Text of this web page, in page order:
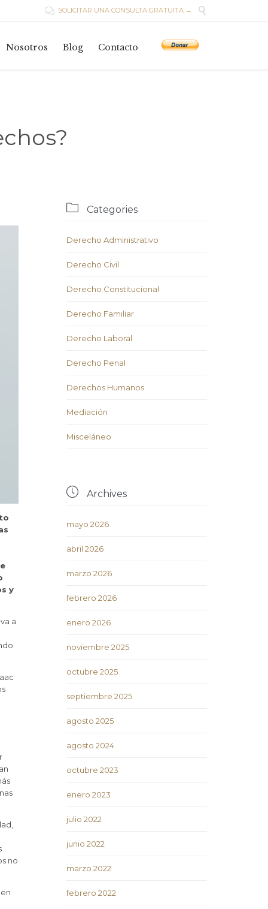
 SOLICITAR UNA CONSULTA GRATUITA → 
Nosotros Blog Contacto
y
a
no
 Categories
Derecho Administrativo
Derecho Civil
Derecho Constitucional
Derecho Familiar
Derecho Laboral
Derecho Penal
Derechos Humanos
Mediación
Misceláneo
 Archives
mayo 2026
abril 2026
marzo 2026
febrero 2026
enero 2026
noviembre 2025
octubre 2025
septiembre 2025
agosto 2025
agosto 2024
octubre 2023
enero 2023
julio 2022
junio 2022
marzo 2022
febrero 2022